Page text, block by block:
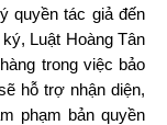
quyền tác giả đến
Luật Hoàng Tân
trong việc bảo
hỗ trợ nhận diện,
phạm bản quyền